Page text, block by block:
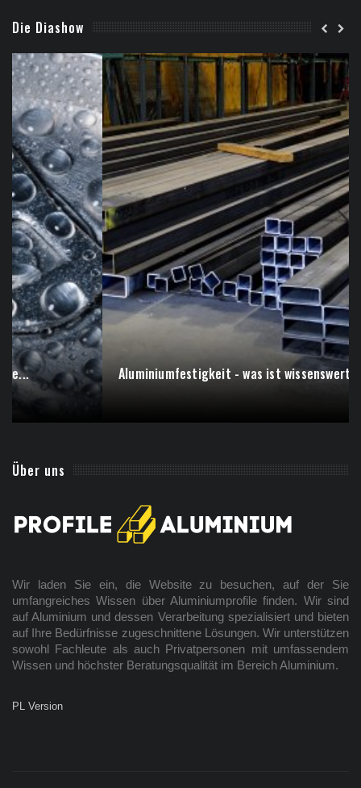
Die Diashow
Aluminiumfestigkeit - was ist wissenswert?
Über uns
Wir laden Sie ein, die Website zu besuchen, auf der Sie
umfangreiches Wissen über Aluminiumprofile finden. Wir sind
auf Aluminium und dessen Verarbeitung spezialisiert und bieten
auf Ihre Bedürfnisse zugeschnittene Lösungen. Wir unterstützen
sowohl Fachleute als auch Privatpersonen mit umfassendem
Wissen und höchster Beratungsqualität im Bereich Aluminium.
PL Version